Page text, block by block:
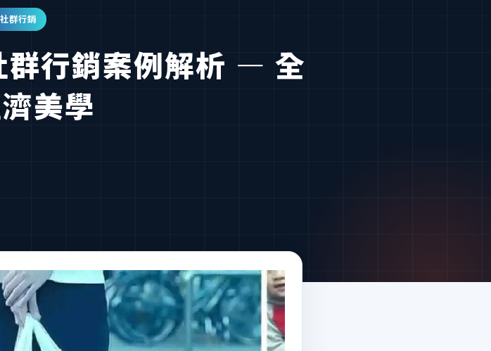
社群行銷
群行銷案例解析 — 全
美學